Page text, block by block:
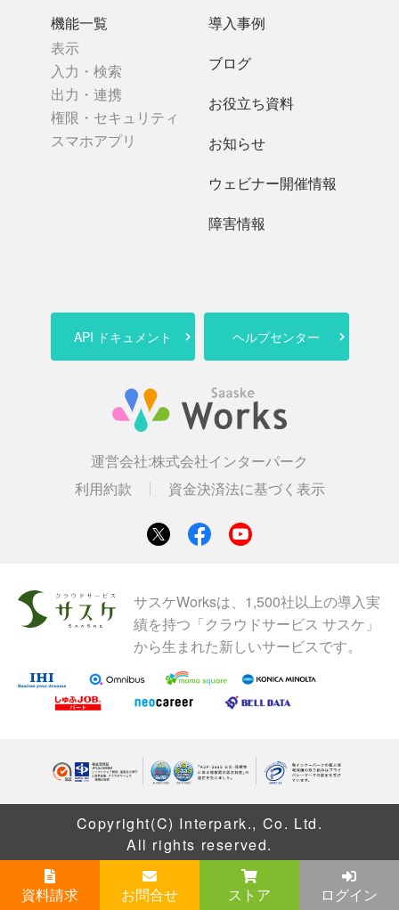
資料請求 お問合せ ストア ログイン
機能一覧
表示
入力・検索
出力・連携
権限・セキュリティ
スマホアプリ
導入事例
ブログ
お役立ち資料
お知らせ
ウェビナー開催情報
障害情報
API ドキュメント ヘルプセンター
運営会社:株式会社インターパーク
利用約款
資金決済法に基づく表示
サスケWorksは、1,500社以上の導入実
績を持つ「クラウドサービス サスケ」
から生まれた新しいサービスです。
Copyright(C) Interpark., Co. Ltd.
All rights reserved.